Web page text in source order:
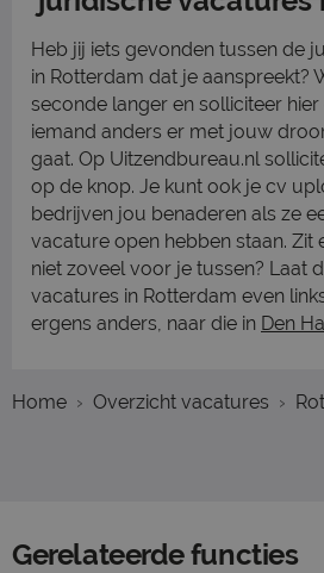
Heb jij iets gevonden tussen de
in Rotterdam dat je aanspreekt?
seconde langer en solliciteer
iemand anders er met jouw
gaat. Op Uitzendbureau.nl
op de knop. Je kunt ook je cv
bedrijven jou benaderen als ze
vacature open hebben staan. Zit
niet zoveel voor je tussen? Laat
vacatures in Rotterdam even
ergens anders, naar die in Den
Home Overzicht vacatures
Gerelateerde functies